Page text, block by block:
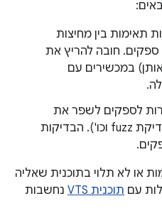
תאימות בין מחיצות
חובה להריץ את
במכשירים עם
לספקים לשפר את
איכות המוצר (ביצועים, בדיקת fuzz וכו'). הבדיקות
או לא תלוי בתוכנית שאליה
עם תוכנית VTS
נחשבות